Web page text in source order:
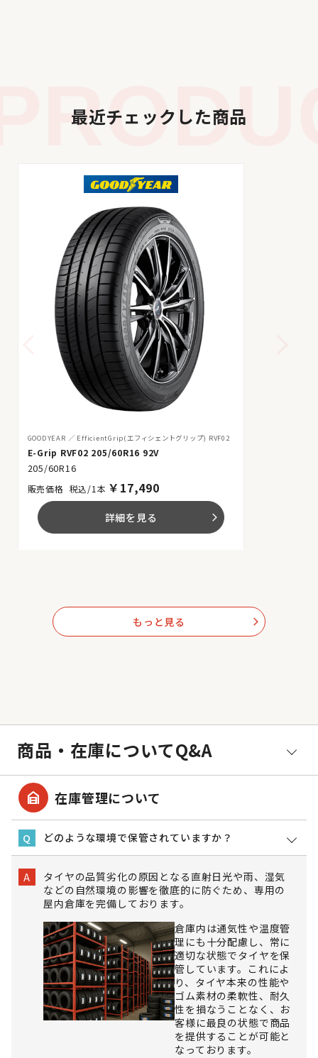
最近チェックした商品
GOODYEAR EfficientGrip(エフィシェントグリップ) RVF02
E-Grip RVF02 205/60R16 92V
205/60R16
税込/1本 ￥ 17,490
詳細を見る arrow_forward_ios
もっと見る arrow_forward_ios
商品・在庫についてQ&A
garage_home 在庫管理について
Q どのような環境で保管されていますか？
A
タイヤの品質劣化の原因となる直射日光や雨、湿気
などの自然環境の影響を徹底的に防ぐため、専用の
屋内倉庫を完備しております。
倉庫内は通気性や温度管
理にも十分配慮し、常に
適切な状態でタイヤを保
管しています。これによ
り、タイヤ本来の性能や
ゴム素材の柔軟性、耐久
性を損なうことなく、お
客様に最良の状態で商品
を提供することが可能と
なっております。